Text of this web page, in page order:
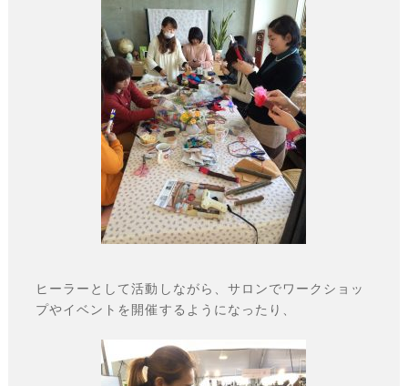
ヒーラーとして活動しながら、サロンでワークショッ
プやイベントを開催するようになったり、